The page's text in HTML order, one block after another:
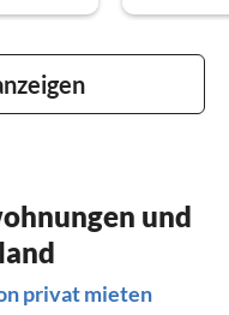
und
privat mieten